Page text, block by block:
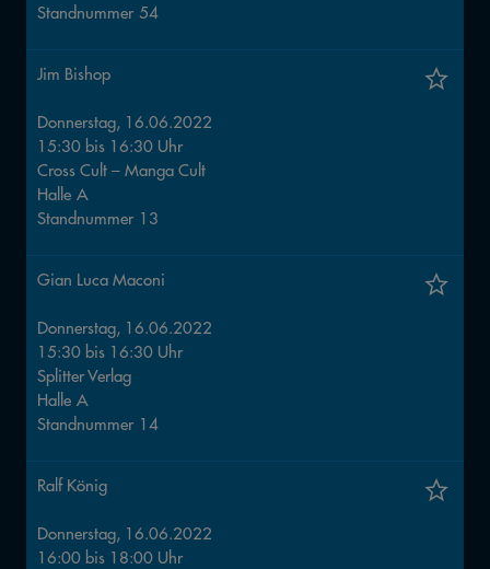
Standnummer 54
Jim Bishop
Donnerstag, 16.06.2022
15:30 bis 16:30 Uhr
Cross Cult – Manga Cult
Halle A
Standnummer 13
Gian Luca Maconi
Donnerstag, 16.06.2022
15:30 bis 16:30 Uhr
Splitter Verlag
Halle A
Standnummer 14
Ralf König
Donnerstag, 16.06.2022
16:00 bis 18:00 Uhr